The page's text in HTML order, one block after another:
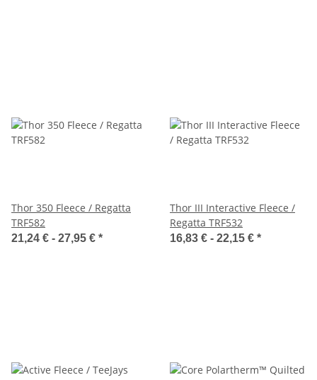
Thor 350 Fleece / Regatta
TRF582
21,24 € - 27,95 € *
Thor III Interactive Fleece /
Regatta TRF532
16,83 € - 22,15 € *